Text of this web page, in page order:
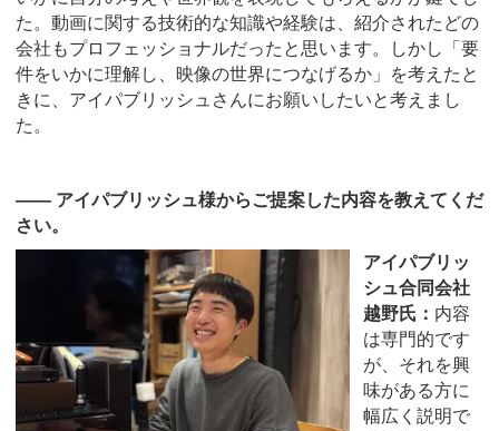
た。動画に関する技術的な知識や経験は、紹介されたどの
会社もプロフェッショナルだったと思います。しかし「要
件をいかに理解し、映像の世界につなげるか」を考えたと
きに、アイパブリッシュさんにお願いしたいと考えまし
た。
―― アイパブリッシュ様からご提案した内容を教えてくだ
さい。
アイパブリッ
シュ合同会社
越野氏： 内容
は専門的です
が、それを興
味がある方に
幅広く説明で